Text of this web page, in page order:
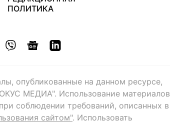
ПОЛИТИКА
опубликованные на данном ресурсе,
МЕДИА". Использование материалов
соблюдении требований, описанных в
сайтом". Использовать